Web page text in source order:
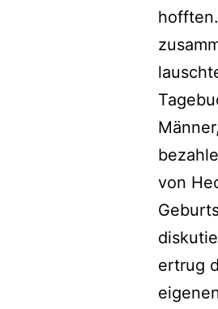
von
ertrug